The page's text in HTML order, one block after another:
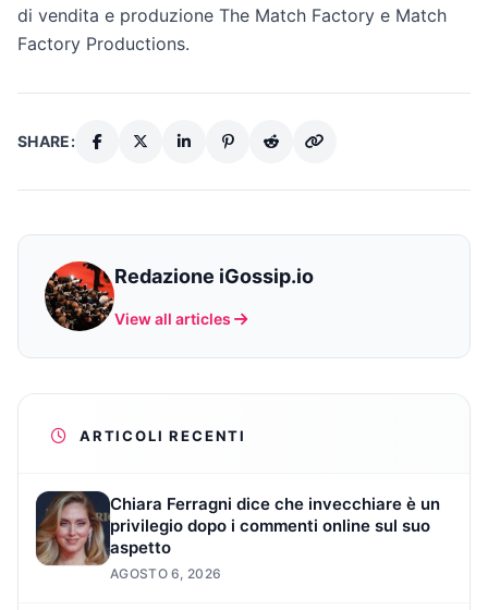
di vendita e produzione The Match Factory e Match
Factory Productions.
SHARE:
Redazione iGossip.io
View all articles
ARTICOLI RECENTI
Chiara Ferragni dice che invecchiare è un
privilegio dopo i commenti online sul suo
aspetto
AGOSTO 6, 2026